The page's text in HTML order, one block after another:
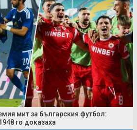
мит за българския футбол:
го доказаха